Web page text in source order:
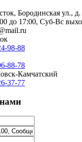
Бородинская ул.,
до 17:00, Суб-Вс
98-88
88-78
Камчатский
37-77